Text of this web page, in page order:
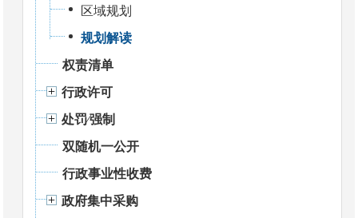
区域规划
规划解读
权责清单
行政许可
处罚⁄强制
双随机一公开
行政事业性收费
政府集中采购